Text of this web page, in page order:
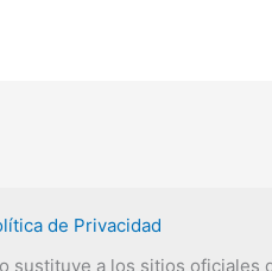
de Privacidad
sustituye a los sitios oficiales